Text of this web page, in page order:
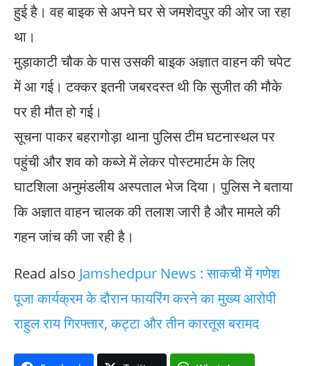
हुई है। वह बाइक से अपने घर से जमशेदपुर की ओर जा रहा
था।
मुड़ाकाटी चौक के पास उसकी बाइक अज्ञात वाहन की चपेट
में आ गई। टक्कर इतनी जबरदस्त थी कि सुजीत की मौके
पर ही मौत हो गई।
सूचना पाकर बहरागोड़ा थाना पुलिस टीम घटनास्थल पर
पहुंची और शव को कब्जे में लेकर पोस्टमार्टम के लिए
घाटशिला अनुमंडलीय अस्पताल भेज दिया। पुलिस ने बताया
कि अज्ञात वाहन चालक की तलाश जारी है और मामले की
गहन जांच की जा रही है।
Read also Jamshedpur News : साकची में गणेश
पूजा कार्यक्रम के दौरान फायरिंग करने का मुख्य आरोपी
राहुल राय गिरफ्तार, कट्टा और तीन कारतूस बरामद